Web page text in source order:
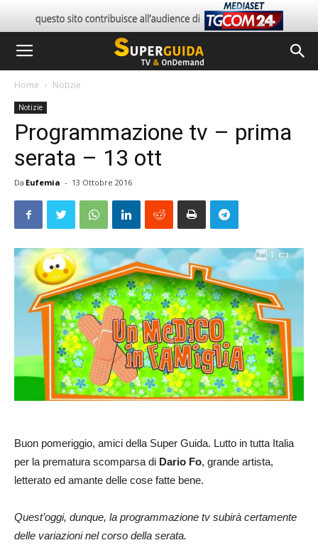
Home Notizie
Notizie
Programmazione tv – prima
serata – 13 ott
Da Eufemia - 13 Ottobre 2016
Buon pomeriggio, amici della Super Guida. Lutto in tutta Italia
per la prematura scomparsa di Dario Fo, grande artista,
letterato ed amante delle cose fatte bene.
Quest’oggi, dunque, la programmazione tv subirà certamente
delle variazioni nel corso della serata.